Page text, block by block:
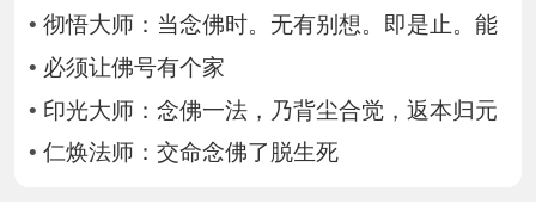
• 彻悟大师：当念佛时。无有别想。即是止。能
• 必须让佛号有个家
• 印光大师：念佛一法，乃背尘合觉，返本归元
• 仁焕法师：交命念佛了脱生死